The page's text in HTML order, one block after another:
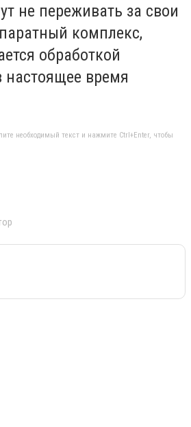
не переживать за свои
комплекс,
обработкой
настоящее время
необходимый текст и нажмите Ctrl+Enter, чтобы